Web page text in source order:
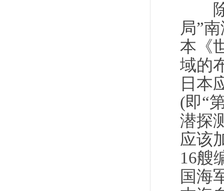
除
局”
本《
域的
日本
(即“
潜探
应该
16艘
国海